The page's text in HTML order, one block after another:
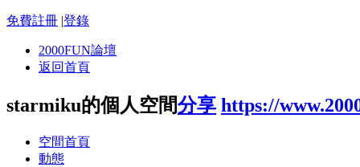
免費註冊 |登錄
2000FUN論壇
返回首頁
starmiku的個人空間分享 https://
空間首頁
動態